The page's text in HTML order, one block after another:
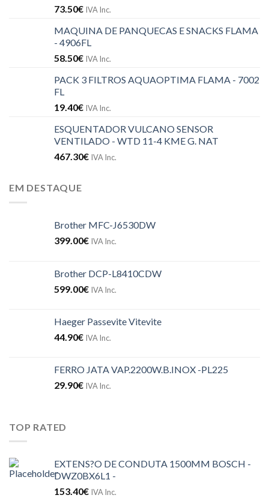
73.50€ IVA Inc.
MAQUINA DE PANQUECAS E SNACKS FLAMA
- 4906FL
58.50€ IVA Inc.
PACK 3 FILTROS AQUAOPTIMA FLAMA - 7002
FL
19.40€ IVA Inc.
ESQUENTADOR VULCANO SENSOR
VENTILADO - WTD 11-4 KME G. NAT
467.30€ IVA Inc.
EM DESTAQUE
Brother MFC-J6530DW
399.00€ IVA Inc.
Brother DCP-L8410CDW
599.00€ IVA Inc.
Haeger Passevite Vitevite
44.90€ IVA Inc.
FERRO JATA VAP.2200W.B.INOX -PL225
29.90€ IVA Inc.
TOP RATED
EXTENS?O DE CONDUTA 1500MM BOSCH -
DWZ0BX6L1 -
153.40€ IVA Inc.